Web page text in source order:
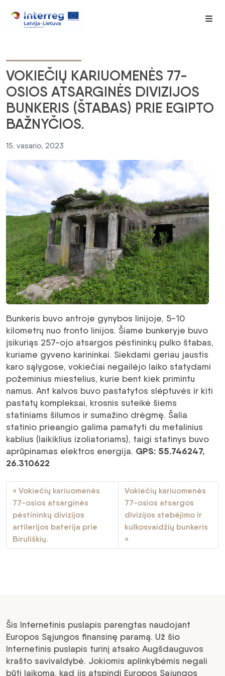
VOKIEČIŲ KARIUOMENĖS 77-
OSIOS ATSARGINĖS DIVIZIJOS
BUNKERIS (ŠTABAS) PRIE EGIPTO
BAŽNYČIOS.
15. vasario, 2023
Bunkeris buvo antroje gynybos linijoje, 5-10
kilometrų nuo fronto linijos. Šiame bunkeryje buvo
įsikuriąs 257-ojo atsargos pėstininkų pulko štabas,
kuriame gyveno karininkai. Siekdami geriau jaustis
karo sąlygose, vokiečiai negailėjo laiko statydami
požeminius miestelius, kurie bent kiek primintu
namus. Ant kalvos buvo pastatytos slėptuvės ir kiti
pastatų kompleksai, krosnis suteikė šiems
statiniams šilumos ir sumažino drėgmę. Šalia
statinio prieangio galima pamatyti du metalinius
kablius (laikiklius izoliatoriams), taigi statinys buvo
aprūpinamas elektros energija. GPS: 55.746247,
26.310622
Vokiečių kariuomenės
77-osios atsarginės
pėstininkų divizijos
artilerijos baterija prie
Biruliškių.
Vokiečių kariuomenės
77-osios atsargos
divizijos stebėjimo ir
kulkosvaidžių bunkeris
Šis Internetinis puslapis parengtas naudojant
Europos Sąjungos finansinę paramą. Už šio
Internetinis puslapis turinį atsako Augšdauguvos
krašto savivaldybė. Jokiomis aplinkybėmis negali
būti laikoma, kad jis atspindi Europos Sąjungos